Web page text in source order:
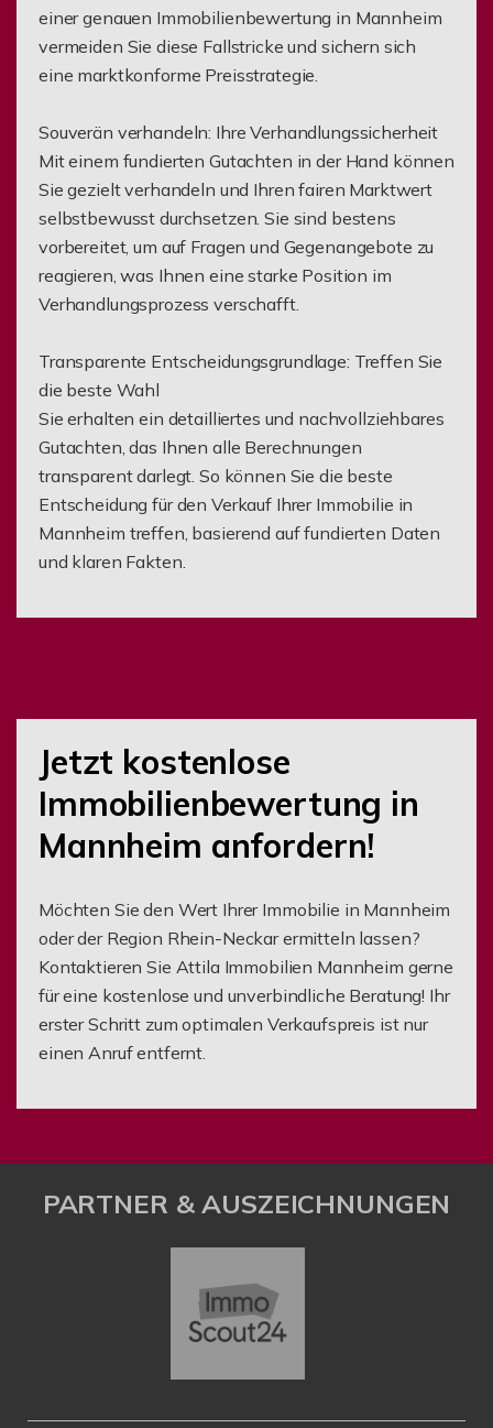
einer genauen Immobilienbewertung in Mannheim
vermeiden Sie diese Fallstricke und sichern sich
eine marktkonforme Preisstrategie.
Souverän verhandeln: Ihre Verhandlungssicherheit
Mit einem fundierten Gutachten in der Hand können
Sie gezielt verhandeln und Ihren fairen Marktwert
selbstbewusst durchsetzen. Sie sind bestens
vorbereitet, um auf Fragen und Gegenangebote zu
reagieren, was Ihnen eine starke Position im
Verhandlungsprozess verschafft.
Transparente Entscheidungsgrundlage: Treffen Sie
die beste Wahl
Sie erhalten ein detailliertes und nachvollziehbares
Gutachten, das Ihnen alle Berechnungen
transparent darlegt. So können Sie die beste
Entscheidung für den Verkauf Ihrer Immobilie in
Mannheim treffen, basierend auf fundierten Daten
und klaren Fakten.
Jetzt kostenlose
Immobilienbewertung in
Mannheim anfordern!
Möchten Sie den Wert Ihrer Immobilie in Mannheim
oder der Region Rhein-Neckar ermitteln lassen?
Kontaktieren Sie Attila Immobilien Mannheim gerne
für eine kostenlose und unverbindliche Beratung! Ihr
erster Schritt zum optimalen Verkaufspreis ist nur
einen Anruf entfernt.
PARTNER & AUSZEICHNUNGEN